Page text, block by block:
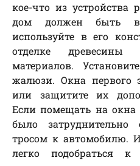
кое-что из устройства
дом должен быть
используйте в его
отделке
материалов.
жалюзи. Окна первого
или защитите их
Если помещать на окна
было затруднительно
тросом к автомобилю.
легко подобраться